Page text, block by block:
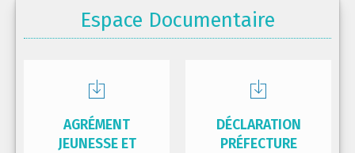
Espace Documentaire
AGRÉMENT
JEUNESSE ET
DÉCLARATION
PRÉFECTURE